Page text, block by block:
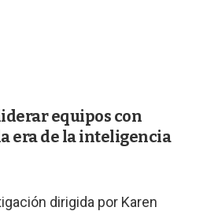
equipos con
era de la inteligencia
dirigida por Karen